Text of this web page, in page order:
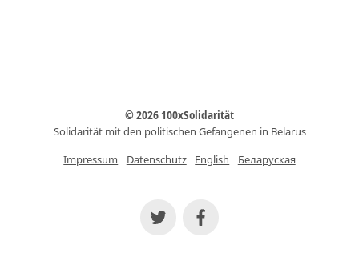
© 2026 100xSolidarität
Solidarität mit den politischen Gefangenen in Belarus
Impressum
Datenschutz English Беларуская